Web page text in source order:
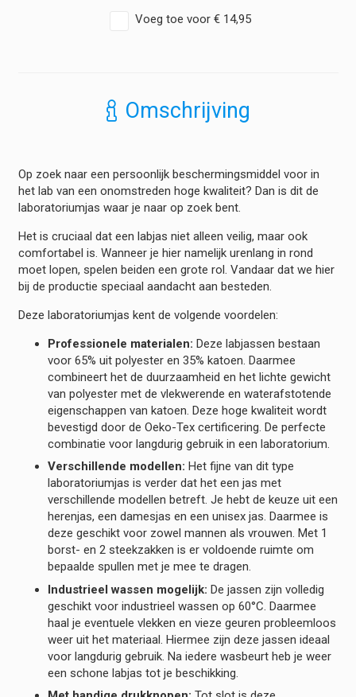
Voeg toe voor €14,95
Omschrijving
Op zoek naar een persoonlijk beschermingsmiddel voor in
het lab van een onomstreden hoge kwaliteit? Dan is dit de
laboratoriumjas waar je naar op zoek bent.
Het is cruciaal dat een labjas niet alleen veilig, maar ook
comfortabel is. Wanneer je hier namelijk urenlang in rond
moet lopen, spelen beiden een grote rol. Vandaar dat we hier
bij de productie speciaal aandacht aan besteden.
Deze laboratoriumjas kent de volgende voordelen:
Professionele materialen: Deze labjassen bestaan
voor 65% uit polyester en 35% katoen. Daarmee
combineert het de duurzaamheid en het lichte gewicht
van polyester met de vlekwerende en waterafstotende
eigenschappen van katoen. Deze hoge kwaliteit wordt
bevestigd door de Oeko-Tex certificering. De perfecte
combinatie voor langdurig gebruik in een laboratorium.
Verschillende modellen: Het fijne van dit type
laboratoriumjas is verder dat het een jas met
verschillende modellen betreft. Je hebt de keuze uit een
herenjas, een damesjas en een unisex jas. Daarmee is
deze geschikt voor zowel mannen als vrouwen. Met 1
borst- en 2 steekzakken is er voldoende ruimte om
bepaalde spullen met je mee te dragen.
Industrieel wassen mogelijk: De jassen zijn volledig
geschikt voor industrieel wassen op 60°C. Daarmee
haal je eventuele vlekken en vieze geuren probleemloos
weer uit het materiaal. Hiermee zijn deze jassen ideaal
voor langdurig gebruik. Na iedere wasbeurt heb je weer
een schone labjas tot je beschikking.